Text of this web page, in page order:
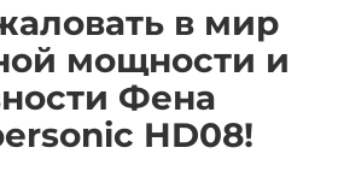
в мир
мощности и
Фена
HD08!